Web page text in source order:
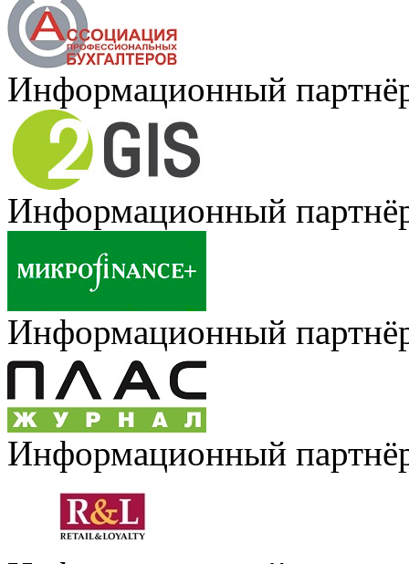
Информационный
Информационный
Информационный
Информационный